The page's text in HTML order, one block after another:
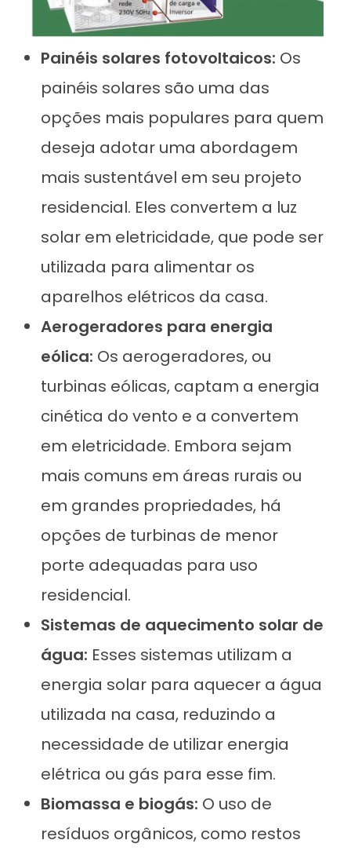
Painéis solares fotovoltaicos: Os
painéis solares são uma das
opções mais populares para quem
deseja adotar uma abordagem
mais sustentável em seu projeto
residencial. Eles convertem a luz
solar em eletricidade, que pode ser
utilizada para alimentar os
aparelhos elétricos da casa.
Aerogeradores para energia
eólica: Os aerogeradores, ou
turbinas eólicas, captam a energia
cinética do vento e a convertem
em eletricidade. Embora sejam
mais comuns em áreas rurais ou
em grandes propriedades, há
opções de turbinas de menor
porte adequadas para uso
residencial.
Sistemas de aquecimento solar de
água: Esses sistemas utilizam a
energia solar para aquecer a água
utilizada na casa, reduzindo a
necessidade de utilizar energia
elétrica ou gás para esse fim.
Biomassa e biogás: O uso de
resíduos orgânicos, como restos